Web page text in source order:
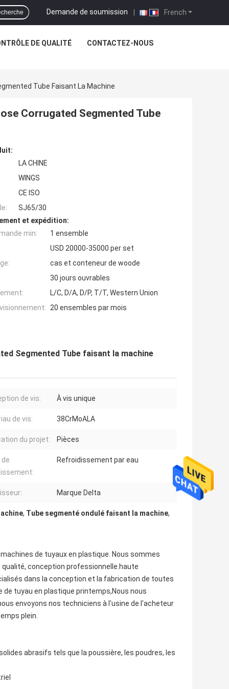
French
Demande de soumission |
DE QUALITÉ CONTACTEZ-NOUS
Tube Faisant La Machine
Corrugated Segmented Tube
LA CHINE
WINGS
CE ISO
SJ65/30
et expédition:
min:
1 ensemble
USD 20000-35000 per set
cas et conteneur de woode
30 jours ouvrables
L/C, D/A, D/P, T/T, Western Union
20 ensembles par mois
Segmented Tube faisant la machine
de vis: À vis unique
de vis: 38CrMoALA
du projet: Pièces
Refroidissement par eau
Marque Delta
, Tube segmenté ondulé faisant la machine,
de tuyaux en plastique. Nous sommes
conception professionnelle.haute
dans la conception et la fabrication de toutes
de tuyau en plastique printemps,Nous nous
envoyons nos techniciens à l'usine de l'acheteur
plein.
abrasifs tels que la poussière, les poudres, les